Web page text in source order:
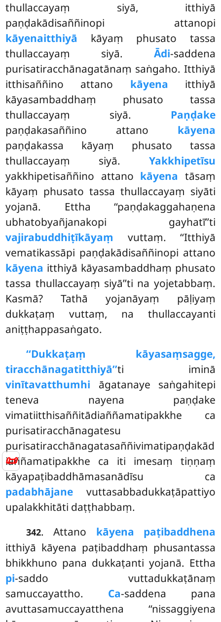
📜
thullaccayaṃ siyā, itthiyā
paṇḍakādisaññinopi attanopi
kāyenaitthiyā kāyaṃ phusato tassa
thullaccayaṃ siyā. Ādi-saddena
purisatiracchānagatānaṃ saṅgaho. Itthiyā
itthisaññino attano kāyena itthiyā
kāyasambaddhaṃ phusato tassa
thullaccayaṃ siyā. Paṇḍake
paṇḍakasaññino attano kāyena
paṇḍakassa kāyaṃ phusato tassa
thullaccayaṃ siyā. Yakkhipetīsu
yakkhipetisaññino attano kāyena tāsaṃ
kāyaṃ phusato tassa thullaccayaṃ siyāti
yojanā. Ettha ‘‘paṇḍakaggahaṇena
ubhatobyañjanakopi gayhatī’’ti
vajirabuddhiṭīkāyaṃ vuttaṃ. ‘‘Itthiyā
vematikassāpi paṇḍakādisaññinopi attano
kāyena itthiyā kāyasambaddhaṃ phusato
tassa thullaccayaṃ siyā’’ti na yojetabbaṃ.
Kasmā? Tathā yojanāyaṃ pāḷiyaṃ
dukkaṭaṃ vuttaṃ, na thullaccayanti
aniṭṭhappasaṅgato.
‘‘Dukkaṭaṃ kāyasaṃsagge,
tiracchānagatitthiyā’’ti iminā
vinītavatthumhi āgatanaye saṅgahitepi
teneva nayena paṇḍake
vimatiitthisaññitādiaññamatipakkhe ca
purisatiracchānagatesu
purisatiracchānagatasaññivimatipaṇḍakād
iaññamatipakkhe ca iti imesaṃ tiṇṇaṃ
kāyapaṭibaddhāmasanādīsu ca
padabhājane vuttasabbadukkaṭāpattiyo
upalakkhitāti daṭṭhabbaṃ.
342. Attano kāyena paṭibaddhena
itthiyā kāyena paṭibaddhaṃ phusantassa
bhikkhuno pana dukkaṭanti yojanā. Ettha
pi-saddo vuttadukkaṭānaṃ
samuccayattho. Ca-saddena pana
avuttasamuccayatthena ‘‘nissaggiyena